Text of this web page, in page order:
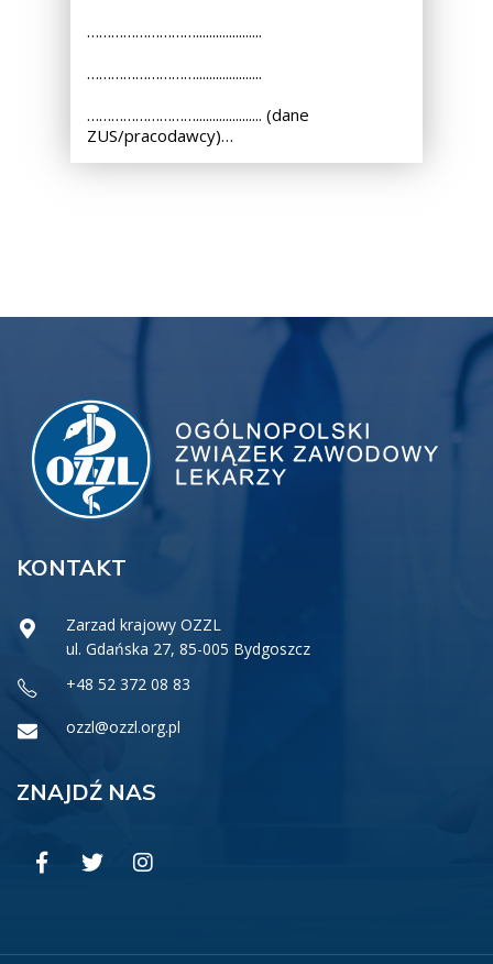
………………………....................
………………………....................
……………………….................... (dane
ZUS/pracodawcy)…
KONTAKT
Zarzad krajowy OZZL
ul. Gdańska 27, 85-005 Bydgoszcz
+48 52 372 08 83
ozzl@ozzl.org.pl
ZNAJDŹ NAS